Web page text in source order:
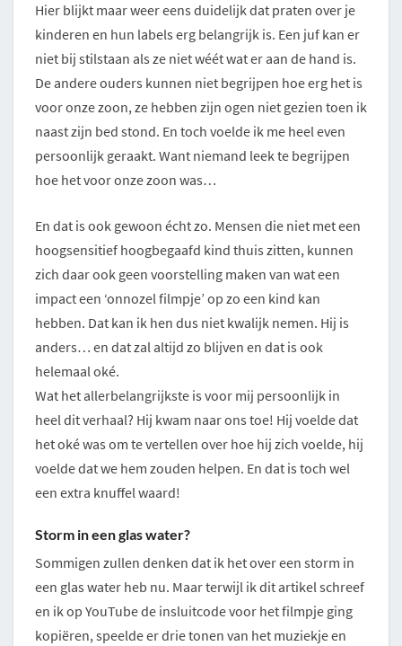
Hier blijkt maar weer eens duidelijk dat praten over je
kinderen en hun labels erg belangrijk is. Een juf kan er
niet bij stilstaan als ze niet wéét wat er aan de hand is.
De andere ouders kunnen niet begrijpen hoe erg het is
voor onze zoon, ze hebben zijn ogen niet gezien toen ik
naast zijn bed stond. En toch voelde ik me heel even
persoonlijk geraakt. Want niemand leek te begrijpen
hoe het voor onze zoon was…
En dat is ook gewoon écht zo. Mensen die niet met een
hoogsensitief hoogbegaafd kind thuis zitten, kunnen
zich daar ook geen voorstelling maken van wat een
impact een ‘onnozel filmpje’ op zo een kind kan
hebben. Dat kan ik hen dus niet kwalijk nemen. Hij is
anders… en dat zal altijd zo blijven en dat is ook
helemaal oké.
Wat het allerbelangrijkste is voor mij persoonlijk in
heel dit verhaal? Hij kwam naar ons toe! Hij voelde dat
het oké was om te vertellen over hoe hij zich voelde, hij
voelde dat we hem zouden helpen. En dat is toch wel
een extra knuffel waard!
Storm in een glas water?
Sommigen zullen denken dat ik het over een storm in
een glas water heb nu. Maar terwijl ik dit artikel schreef
en ik op YouTube de insluitcode voor het filmpje ging
kopiëren, speelde er drie tonen van het muziekje en